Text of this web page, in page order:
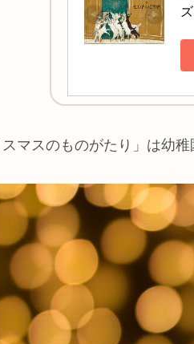
スマスのものがたり」は幼